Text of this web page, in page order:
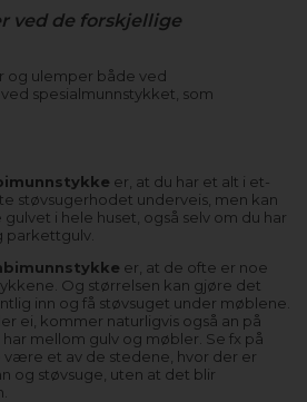
ved de forskjellige
og ulemper både ved
spesialmunnstykket, som
er, at du har et alt i et-
støvsugerhodet underveis, men kan
i hele huset, også selv om du har
parkettgulv.
er, at de ofte er noe
Og størrelsen kan gjøre det
inn og få støvsuget under møblene.
ei, kommer naturligvis også an på
mellom gulv og møbler. Se fx på
være et av de stedene, hvor der er
og støvsuge, uten at det blir